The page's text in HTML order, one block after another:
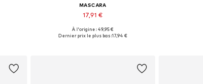
MASCARA
17,91 €
Tailles disponibles: One Size
À l'origine : 49,95 €
Dernier prix le plus bas :17,94 €